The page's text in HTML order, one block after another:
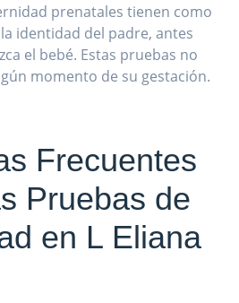
prenatales tienen como
identidad del padre, antes
el bebé. Estas pruebas no
momento de su gestación.
Frecuentes
Pruebas de
en L Eliana